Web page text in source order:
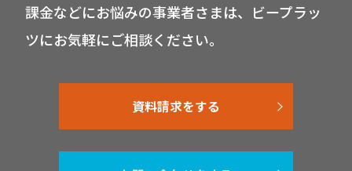
課金などにお悩みの事業者さまは、ビープラッ
ツにお気軽にご相談ください。
資料請求をする